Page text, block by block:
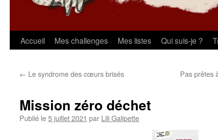
Aller
contenu
Accueil Mes challenges Mes listes Qui suis-je ?
← Le syndrome des cœurs brisés Pas prêtes
Mission zéro déchet
Publié le5 juillet 2021 par Lili Galipette